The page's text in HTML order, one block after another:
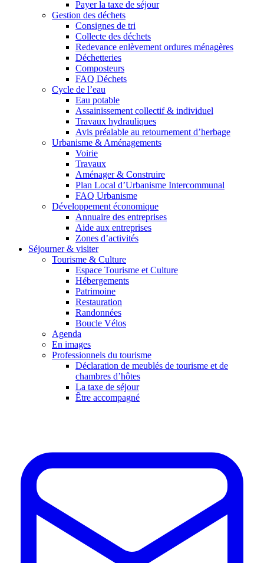
Payer la taxe de séjour
Gestion des déchets
Consignes de tri
Collecte des déchets
Redevance enlèvement ordures ménagères
Déchetteries
Composteurs
FAQ Déchets
Cycle de l’eau
Eau potable
Assainissement collectif & individuel
Travaux hydrauliques
Avis préalable au retournement d’herbage
Urbanisme & Aménagements
Voirie
Travaux
Aménager & Construire
Plan Local d’Urbanisme Intercommunal
FAQ Urbanisme
Développement économique
Annuaire des entreprises
Aide aux entreprises
Zones d’activités
Séjourner & visiter
Tourisme & Culture
Espace Tourisme et Culture
Hébergements
Patrimoine
Restauration
Randonnées
Boucle Vélos
Agenda
En images
Professionnels du tourisme
Déclaration de meublés de tourisme et de
chambres d’hôtes
La taxe de séjour
Être accompagné